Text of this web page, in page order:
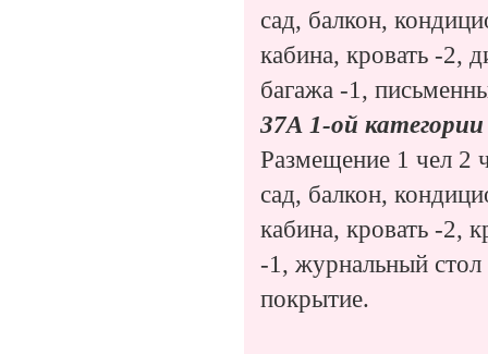
сад, балкон,
кабина, кровать -2,
багажа -1,
37А 1-ой категории
Размещение 1 чел 2
сад, балкон,
кабина, кровать -2,
-1, журнальный
покрытие.